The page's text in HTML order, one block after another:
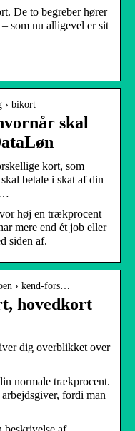
De to begreber hører
som nu alligevel er sit
› bikort
skal
kort, som
betale i skat af din
…
høj en trækprocent
mere end ét job eller
siden af.
› kend-fors…
hovedkort
dig overblikket over
normale trækprocent.
fordi man